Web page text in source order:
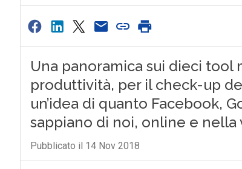
Una panoramica sui dieci tool
produttività, per il check-up
un’idea di quanto Facebook,
sappiano di noi, online e nella
Pubblicato il 14 Nov 2018